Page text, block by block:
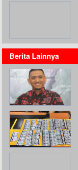
Berita Lainnya